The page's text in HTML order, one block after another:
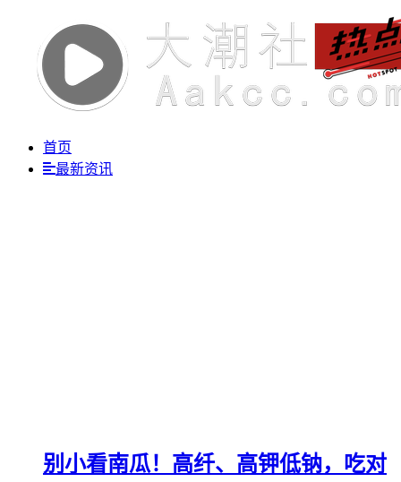
首页
最新资讯
别小看南瓜！高纤、高钾低钠，吃对